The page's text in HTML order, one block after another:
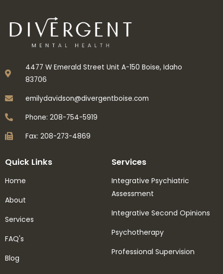
4477 W Emerald Street Unit A-150 Boise, Idaho
83706
emilydavidson@divergentboise.com
Phone: 208-754-5919
Fax: 208-273-4869
Quick Links
Home
About
Services
FAQ's
Blog
Services
Integrative Psychiatric
Assessment
Integrative Second Opinions
Psychotherapy
Professional Supervision